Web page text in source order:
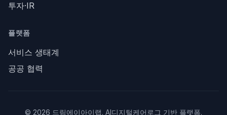
투자·IR
플랫폼
서비스 생태계
공공 협력
© 2026 드림에이아이랩. AI디지털케어로그 기반 플랫폼.